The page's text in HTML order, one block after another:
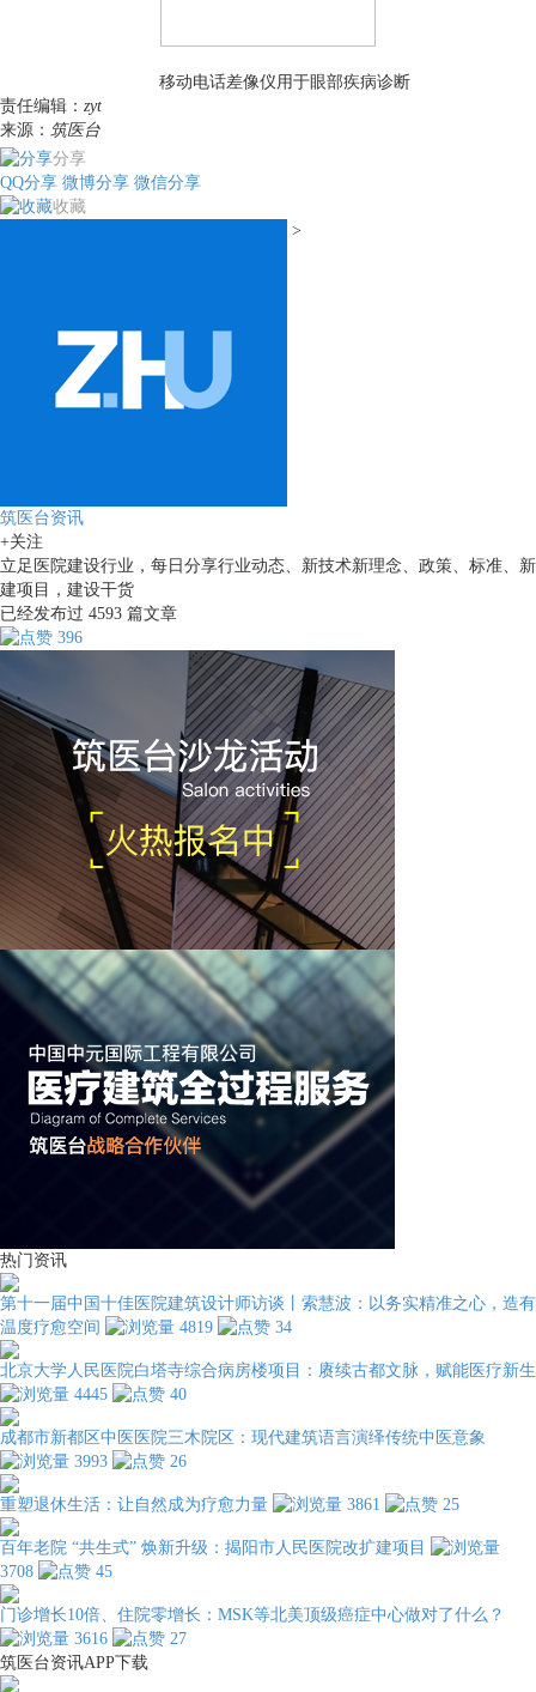
移动电话差像仪用于眼部疾病诊断
责任编辑： zyt
来源： 筑医台
分享
QQ分享 微博分享 微信分享
收藏
>
筑医台资讯
+关注
立足医院建设行业，每日分享行业动态、新技术新理念、政策、标准、新
建项目，建设干货
已经发布过 4593 篇文章
396
热门资讯
第十一届中国十佳医院建筑设计师访谈丨索慧波：以务实精准之心，造有
温度疗愈空间
4819 34
北京大学人民医院白塔寺综合病房楼项目：赓续古都文脉，赋能医疗新生
4445
40
成都市新都区中医医院三木院区：现代建筑语言演绎传统中医意象
3993
26
重塑退休生活：让自然成为疗愈力量 3861 25
百年老院 “共生式” 焕新升级：揭阳市人民医院改扩建项目
3708
45
门诊增长10倍、住院零增长：MSK等北美顶级癌症中心做对了什么？
3616
27
筑医台资讯APP下载